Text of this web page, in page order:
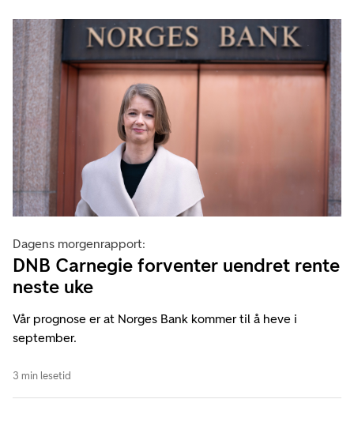
Dagens morgenrapport:
DNB Carnegie forventer uendret rente
neste uke
Vår prognose er at Norges Bank kommer til å heve i
september.
3 min lesetid